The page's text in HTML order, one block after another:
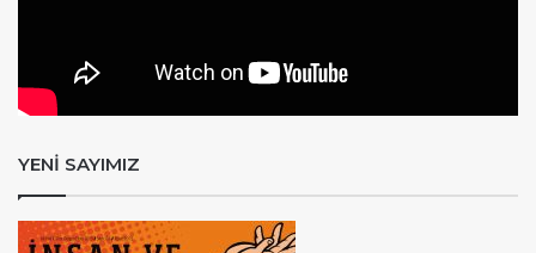
YENİ SAYIMIZ